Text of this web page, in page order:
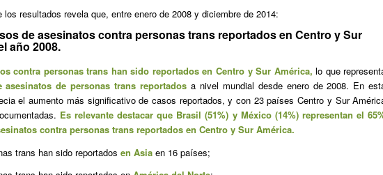
resultados revela que, entre enero de 2008 y diciembre de 2014:
de asesinatos contra personas trans reportados en Centro y Sur
año 2008.
contra personas trans han sido reportados en Centro y Sur América,lo que
asesinatos de personas trans reportadosa nivel mundial desde enero de 2008. En
el aumento más significativo de casos reportados, y con 23 países Centro y Sur
Es relevante destacar que Brasil (51%) y México (14%) representan el
contra personas trans reportados en Centro y Sur América.
trans han sido reportados en Asia en 16 países;